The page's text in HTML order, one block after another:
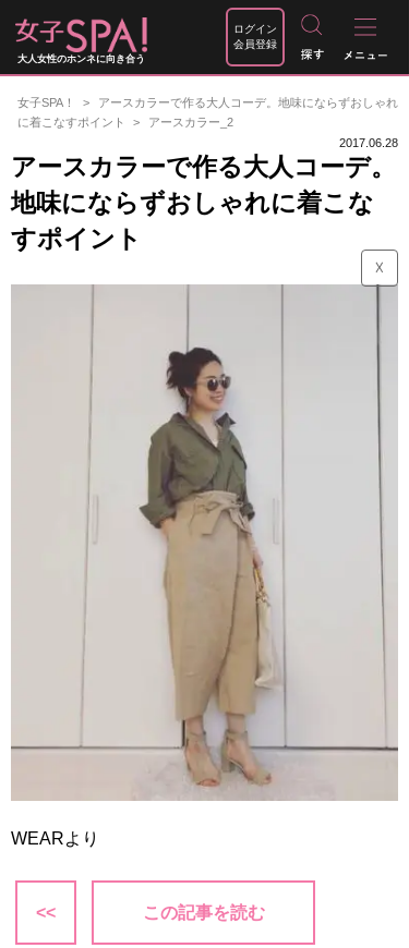
大人女性のホンネに向き合う
ログイン
会員登録
女子SPA！
アースカラーで作る大人コーデ。地味にならずおしゃれ
に着こなすポイント
アースカラー_2
2017.06.28
アースカラーで作る大人コーデ。
地味にならずおしゃれに着こな
すポイント
☓
WEARより
<< この記事を読む